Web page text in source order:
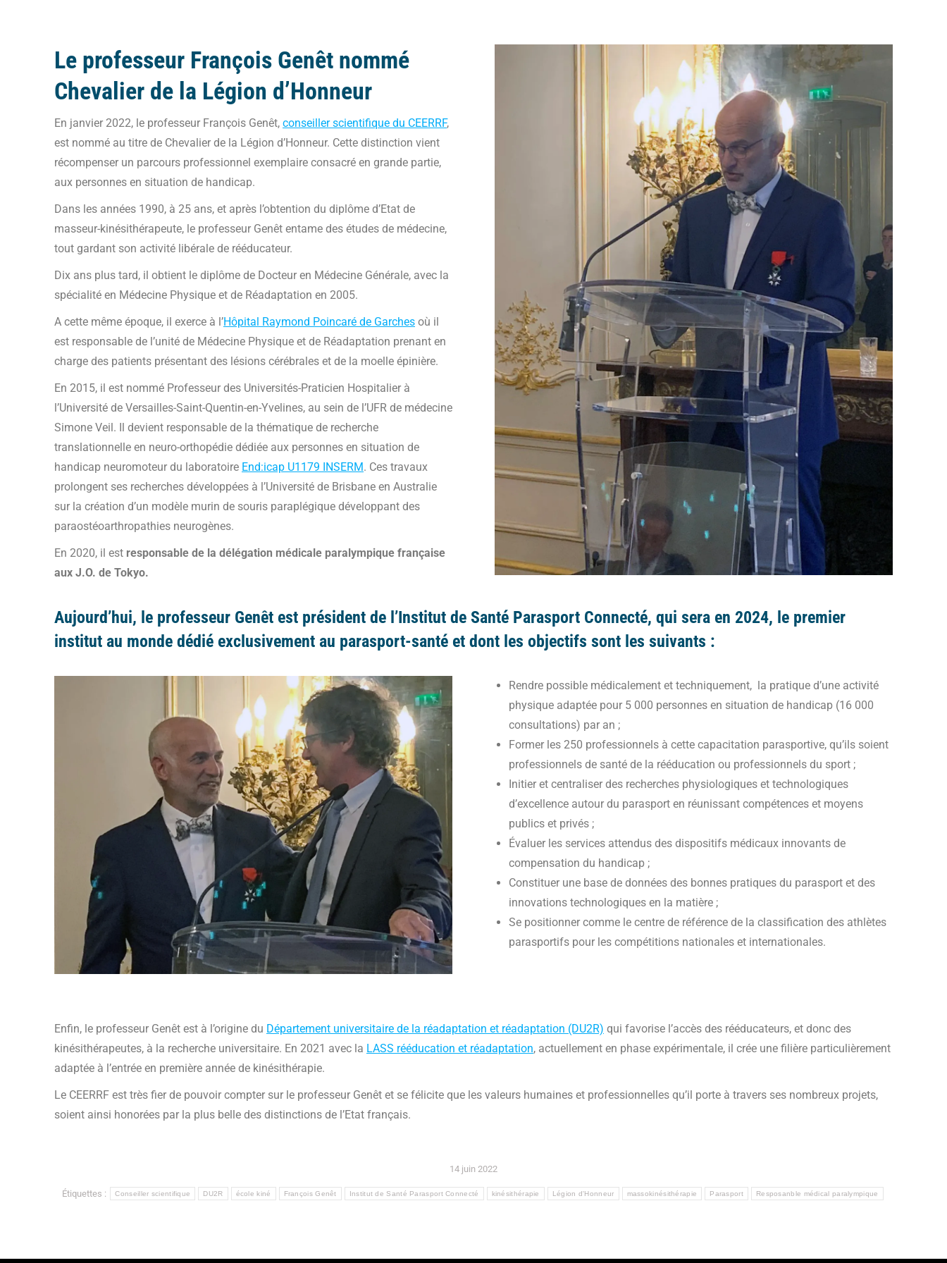
Le professeur François Genêt nommé
Chevalier de la Légion d’Honneur
En janvier 2022, le professeur François Genêt, conseiller scientifique du CEERRF,
est nommé au titre de Chevalier de la Légion d’Honneur. Cette distinction vient
récompenser un parcours professionnel exemplaire consacré en grande partie,
aux personnes en situation de handicap.
Dans les années 1990, à 25 ans, et après l’obtention du diplôme d’Etat de
masseur-kinésithérapeute, le professeur Genêt entame des études de médecine,
tout gardant son activité libérale de rééducateur.
Dix ans plus tard, il obtient le diplôme de Docteur en Médecine Générale, avec la
spécialité en Médecine Physique et de Réadaptation en 2005.
A cette même époque, il exerce à l’Hôpital Raymond Poincaré de Garches où il
est responsable de l’unité de Médecine Physique et de Réadaptation prenant en
charge des patients présentant des lésions cérébrales et de la moelle épinière.
En 2015, il est nommé Professeur des Universités-Praticien Hospitalier à
l’Université de Versailles-Saint-Quentin-en-Yvelines, au sein de l’UFR de médecine
Simone Veil. Il devient responsable de la thématique de recherche
translationnelle en neuro-orthopédie dédiée aux personnes en situation de
handicap neuromoteur du laboratoire End:icap U1179 INSERM. Ces travaux
prolongent ses recherches développées à l’Université de Brisbane en Australie
sur la création d’un modèle murin de souris paraplégique développant des
paraostéoarthropathies neurogènes.
En 2020, il est responsable de la délégation médicale paralympique française
aux J.O. de Tokyo.
Aujourd’hui, le professeur Genêt est président de l’Institut de Santé Parasport Connecté, qui sera en 2024, le premier
institut au monde dédié exclusivement au parasport-santé et dont les objectifs sont les suivants :
Rendre possible médicalement et techniquement, la pratique d’une activité
physique adaptée pour 5 000 personnes en situation de handicap (16 000
consultations) par an ;
Former les 250 professionnels à cette capacitation parasportive, qu’ils soient
professionnels de santé de la rééducation ou professionnels du sport ;
Initier et centraliser des recherches physiologiques et technologiques
d’excellence autour du parasport en réunissant compétences et moyens
publics et privés ;
Évaluer les services attendus des dispositifs médicaux innovants de
compensation du handicap ;
Constituer une base de données des bonnes pratiques du parasport et des
innovations technologiques en la matière ;
Se positionner comme le centre de référence de la classification des athlètes
parasportifs pour les compétitions nationales et internationales.
Enfin, le professeur Genêt est à l’origine du Département universitaire de la réadaptation et réadaptation (DU2R) qui favorise l’accès des rééducateurs, et donc des
kinésithérapeutes, à la recherche universitaire. En 2021 avec la LASS rééducation et réadaptation, actuellement en phase expérimentale, il crée une filière particulièrement
adaptée à l’entrée en première année de kinésithérapie.
Le CEERRF est très fier de pouvoir compter sur le professeur Genêt et se félicite que les valeurs humaines et professionnelles qu’il porte à travers ses nombreux projets,
soient ainsi honorées par la plus belle des distinctions de l’Etat français.
14 juin 2022
Étiquettes : Conseiller scientifique DU2R école kiné François Genêt Institut de Santé Parasport Connecté kinésithérapie Légion d'Honneur massokinésithérapie Parasport Resposanble médical paralympique